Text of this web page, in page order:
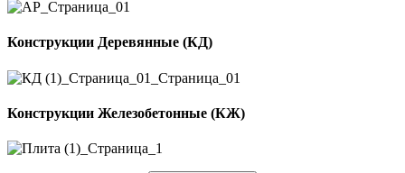
Конструкции Деревянные (КД)
Конструкции Железобетонные (КЖ)